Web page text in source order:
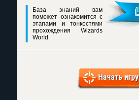
База знаний вам
поможет ознакомится с
этапами и тонкостями
прохождения Wizards
World
Начать игру